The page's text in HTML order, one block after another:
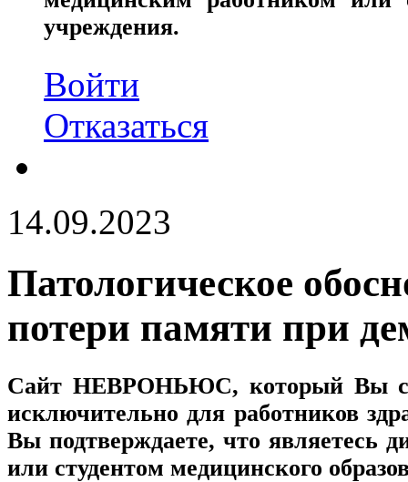
учреждения.
Войти
Отказаться
14.09.2023
Патологическое
потери памяти при
Сайт НЕВРОНЬЮС, который Вы
исключительно для работников
Вы подтверждаете, что являетесь
или студентом медицинского